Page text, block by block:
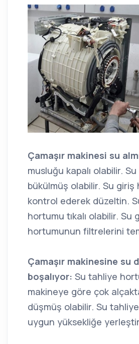
Çamaşır makinesi su
musluğu kapalı olabilir.
bükülmüş olabilir. Su giriş
kontrol ederek düzeltin.
hortumu tıkalı olabilir. Su
hortumunun filtrelerini
Çamaşır makinesine su
boşalıyor: Su tahliye
makineye göre çok
düşmüş olabilir. Su
uygun yüksekliğe